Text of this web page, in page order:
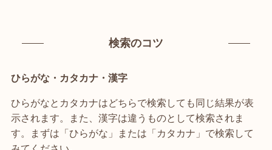
検索のコツ
ひらがな・カタカナ・漢字
ひらがなとカタカナはどちらで検索しても同じ結果が表
示されます。また、漢字は違うものとして検索されま
す。まずは「ひらがな」または「カタカナ」で検索して